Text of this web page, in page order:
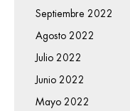
Septiembre 2022
Agosto 2022
Julio 2022
Junio 2022
Mayo 2022